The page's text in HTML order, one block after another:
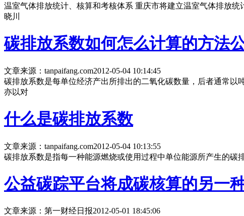
温室气体排放统计、核算和考核体系 重庆市将建立温室气体排放
晓川
碳排放系数如何怎么计算的方法
文章来源：tanpaifang.com2012-05-04 10:14:45
碳排放系数是每单位经济产出所排出的二氧化碳数量，后者通常
亦以对
什么是碳排放系数
文章来源：tanpaifang.com2012-05-04 10:13:55
碳排放系数是指每一种能源燃烧或使用过程中单位能源所产生的碳
公益碳踪平台将成碳核算的另一
文章来源：第一财经日报2012-05-01 18:45:06